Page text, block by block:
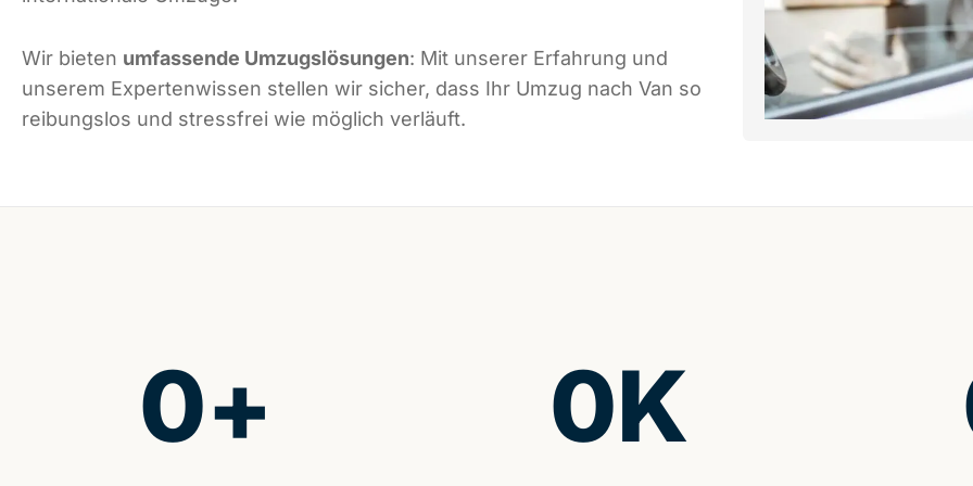
Wir bieten umfassende Umzugslösungen: Mit unserer Erfahrung und
unserem Expertenwissen stellen wir sicher, dass Ihr Umzug nach Van so
reibungslos und stressfrei wie möglich verläuft.
0+ 0K